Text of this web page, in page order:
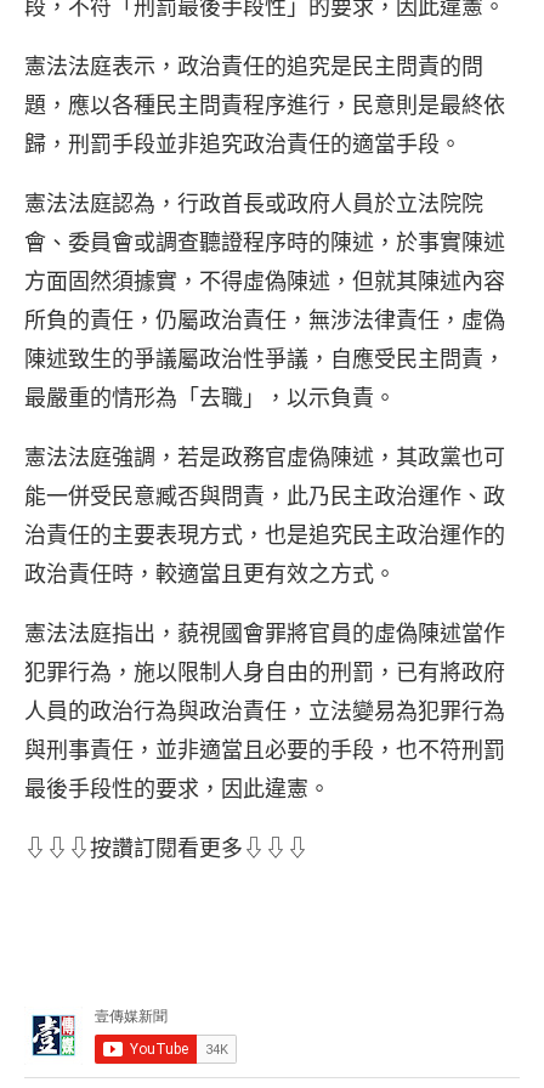
段，不符「刑罰最後手段性」的要求，因此違憲。
憲法法庭表示，政治責任的追究是民主問責的問
題，應以各種民主問責程序進行，民意則是最終依
歸，刑罰手段並非追究政治責任的適當手段。
憲法法庭認為，行政首長或政府人員於立法院院
會、委員會或調查聽證程序時的陳述，於事實陳述
方面固然須據實，不得虛偽陳述，但就其陳述內容
所負的責任，仍屬政治責任，無涉法律責任，虛偽
陳述致生的爭議屬政治性爭議，自應受民主問責，
最嚴重的情形為「去職」，以示負責。
憲法法庭強調，若是政務官虛偽陳述，其政黨也可
能一併受民意臧否與問責，此乃民主政治運作、政
治責任的主要表現方式，也是追究民主政治運作的
政治責任時，較適當且更有效之方式。
憲法法庭指出，藐視國會罪將官員的虛偽陳述當作
犯罪行為，施以限制人身自由的刑罰，已有將政府
人員的政治行為與政治責任，立法變易為犯罪行為
與刑事責任，並非適當且必要的手段，也不符刑罰
最後手段性的要求，因此違憲。
⇩⇩⇩按讚訂閱看更多⇩⇩⇩